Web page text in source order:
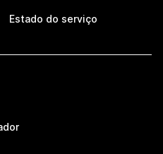
Estado do serviço